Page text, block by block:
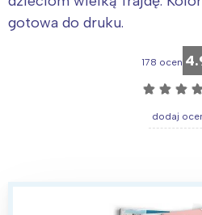
gotowa do druku.
178 ocen
☆ ☆ ☆
dodaj